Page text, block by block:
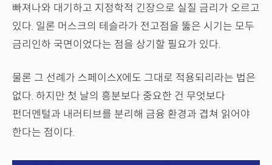
빠져나와 대기하고 지정학적 긴장으로 실질 금리가 오르고
있다. 일론 머스크의 테슬라가 전고점을 뚫은 시기는 모두
금리인하 국면이었다는 점을 상기할 필요가 있다.
물론 그 선례가 스페이스X에도 그대로 적용되리라는 법은
없다. 하지만 첫 날의 흥분보다 중요한 건 무엇보다
펀더멘털과 내러티브를 분리해 금융 환경과 겹쳐 읽어야
한다는 점이다.